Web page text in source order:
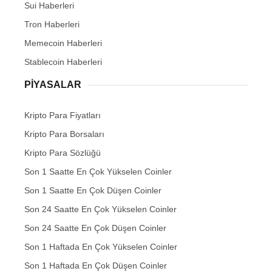
Sui Haberleri
Tron Haberleri
Memecoin Haberleri
Stablecoin Haberleri
PIYASALAR
Kripto Para Fiyatları
Kripto Para Borsaları
Kripto Para Sözlüğü
Son 1 Saatte En Çok Yükselen Coinler
Son 1 Saatte En Çok Düşen Coinler
Son 24 Saatte En Çok Yükselen Coinler
Son 24 Saatte En Çok Düşen Coinler
Son 1 Haftada En Çok Yükselen Coinler
Son 1 Haftada En Çok Düşen Coinler